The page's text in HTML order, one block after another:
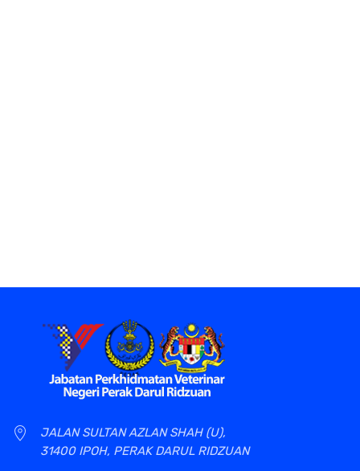
JALAN SULTAN AZLAN SHAH (U),
31400 IPOH, PERAK DARUL RIDZUAN